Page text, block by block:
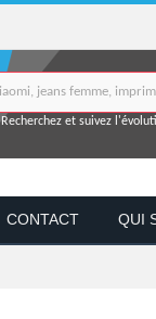
Recherchez et suivez
CONTACT QUI